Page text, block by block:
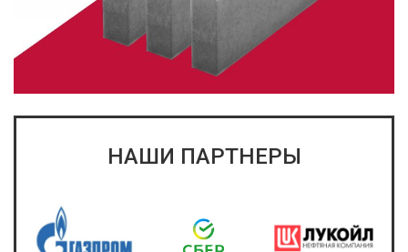
НАШИ ПАРТНЕРЫ